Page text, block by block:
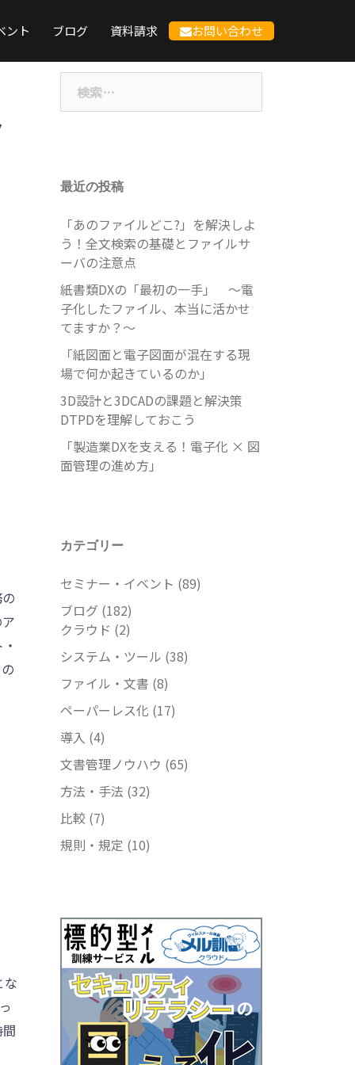
ント ブログ 資料請求 お問い合わせ
な
索:
最近の投稿
「あのファイルどこ?」を解決しよ
う！全文検索の基礎とファイルサ
ーバの注意点
紙書類DXの「最初の一手」 ～電
子化したファイル、本当に活かせ
てますか？～
「紙図面と電子図面が混在する現
場で何か起きているのか」
3D設計と3DCADの課題と解決策
DTPDを理解しておこう
「製造業DXを支える！電子化 × 図
面管理の進め方」
カテゴリー
セミナー・イベント (89)
ブログ (182)
クラウド (2)
システム・ツール (38)
ファイル・文書 (8)
ペーパーレス化 (17)
導入 (4)
文書管理ノウハウ (65)
方法・手法 (32)
比較 (7)
規則・規定 (10)